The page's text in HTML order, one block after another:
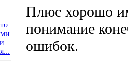
Плюс хорошо
понимание
ошибок.